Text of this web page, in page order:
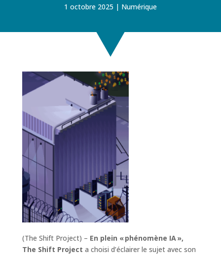
1 octobre 2025 Numérique
(The Shift Project) – En plein « phénomène IA »,
The Shift Project a choisi d’éclairer le sujet avec son